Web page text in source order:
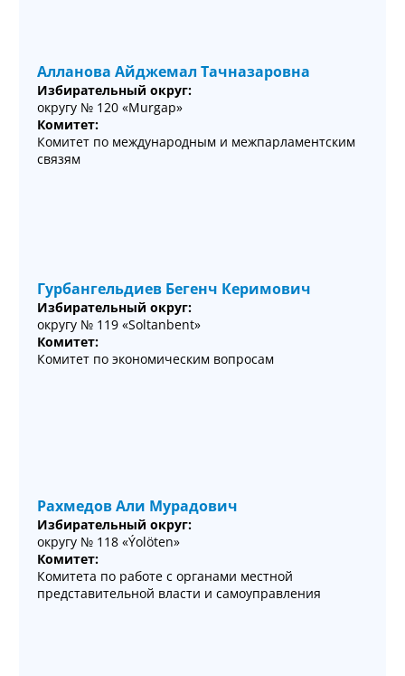
Алланова Айджемал Тачназаровна
Избирательный округ:
округу № 120 «Murgap»
Комитет:
Комитет по международным и межпарламентским
связям
Гурбангельдиев Бегенч Керимович
Избирательный округ:
округу № 119 «Soltanbent»
Комитет:
Комитет по экономическим вопросам
Рахмедов Али Мурадович
Избирательный округ:
округу № 118 «Ýolöten»
Комитет:
Комитета по работе с органами местной
представительной власти и самоуправления